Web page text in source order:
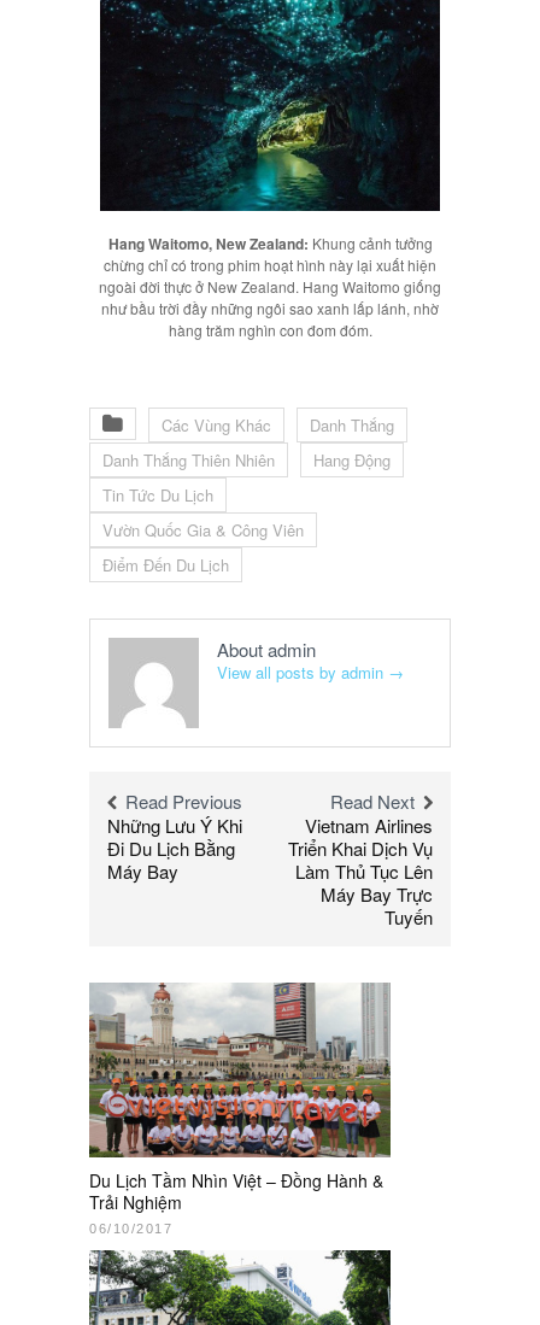
Hang Waitomo, New Zealand: Khung cảnh tưởng
chừng chỉ có trong phim hoạt hình này lại xuất hiện
ngoài đời thực ở New Zealand. Hang Waitomo giống
như bầu trời đầy những ngôi sao xanh lấp lánh, nhờ
hàng trăm nghìn con đom đóm.
Các Vùng Khác
Danh Thắng
Danh Thắng Thiên Nhiên
Hang Động
Tin Tức Du Lịch
Vườn Quốc Gia & Công Viên
Điểm Đến Du Lịch
About admin
View all posts by admin →
Read Previous
Những Lưu Ý Khi
Đi Du Lịch Bằng
Máy Bay
Read Next
Vietnam Airlines
Triển Khai Dịch Vụ
Làm Thủ Tục Lên
Máy Bay Trực
Tuyến
Du Lịch Tầm Nhìn Việt – Đồng Hành &
Trải Nghiệm
06/10/2017